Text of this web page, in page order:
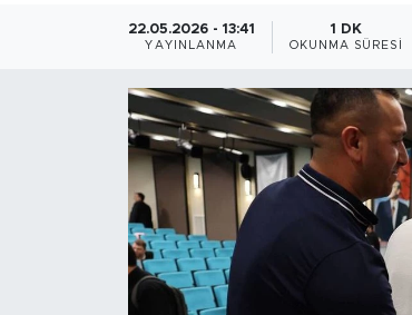
22.05.2026 - 13:41
YAYINLANMA
1 DK
OKUNMA SÜRESI
Siyaset